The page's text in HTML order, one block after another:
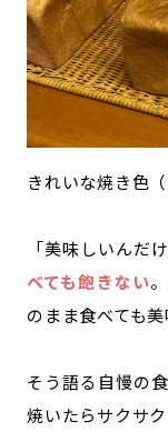
きれいな焼き色
「美味しいんだ
べても飽きない
のまま食べても美
そう語る自慢の
焼いたらサクサク